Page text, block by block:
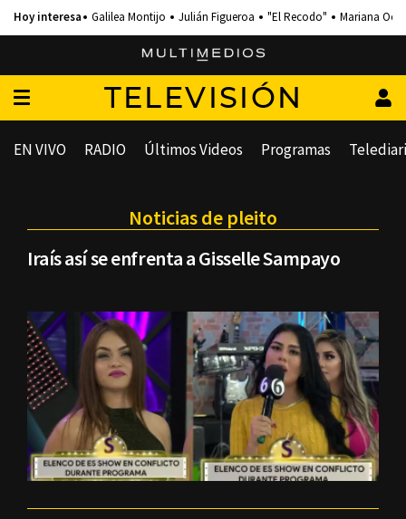
Galilea Montijo Julián Figueroa "El Recodo" Mariana
TELEVISIÓN
EN VIVO RADIO Últimos Videos Programas
Noticias de pleito
Iraís así se enfrenta a Gisselle Sampayo